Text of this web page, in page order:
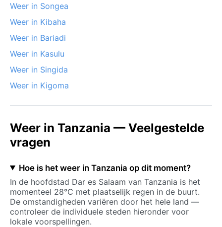
Weer in Songea
Weer in Kibaha
Weer in Bariadi
Weer in Kasulu
Weer in Singida
Weer in Kigoma
Weer in Tanzania — Veelgestelde
vragen
Hoe is het weer in Tanzania op dit moment?
In de hoofdstad Dar es Salaam van Tanzania is het
momenteel 28°C met plaatselijk regen in de buurt.
De omstandigheden variëren door het hele land —
controleer de individuele steden hieronder voor
lokale voorspellingen.